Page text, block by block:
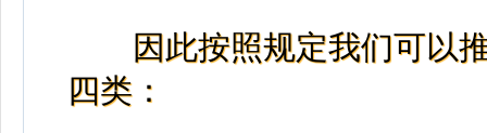
因此按照规定我们可以推
四类：